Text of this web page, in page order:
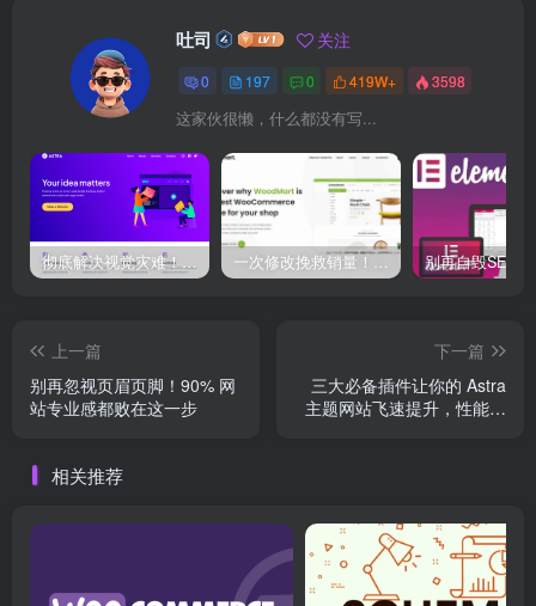
吐司 关注
0 197 0 419W+ 3598
这家伙很懒，什么都没有写...
彻底解决视觉灾难！Astra 主题隐藏页面标题的终极神技大公开！ 一次修改挽救销量！Woodmart 结账页面优化全攻略曝光！
上一篇
别再忽视页眉页脚！90% 网
站专业感都败在这一步
下一篇
三大必备插件让你的 Astra
主题网站飞速提升，性能爆
相关推荐